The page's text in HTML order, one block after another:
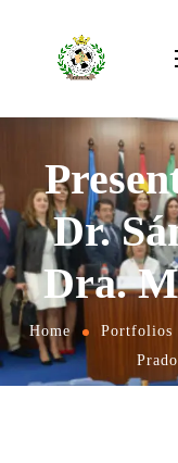
Dr.
Dra.
Home Portfolios